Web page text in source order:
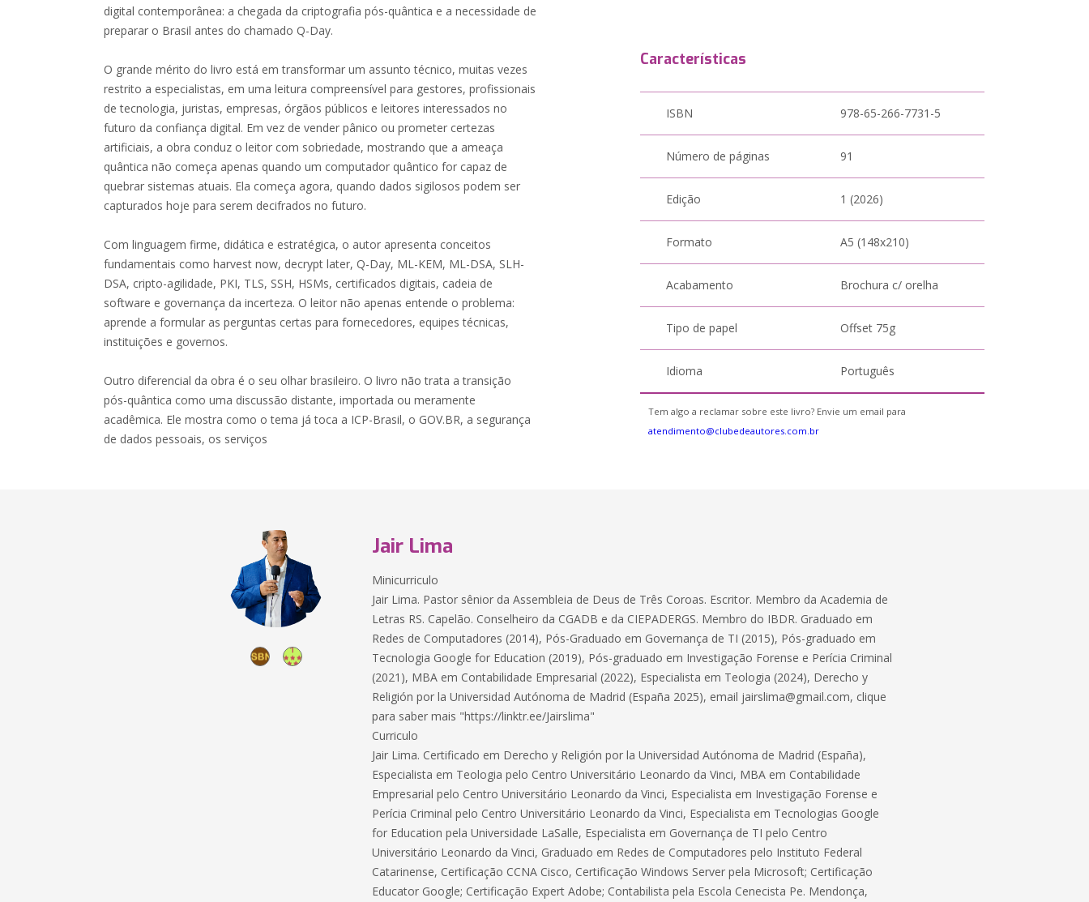
digital contemporânea: a chegada da criptografia pós-quântica e a necessidade de
preparar o Brasil antes do chamado Q-Day.
O grande mérito do livro está em transformar um assunto técnico, muitas vezes
restrito a especialistas, em uma leitura compreensível para gestores, profissionais
de tecnologia, juristas, empresas, órgãos públicos e leitores interessados no
futuro da confiança digital. Em vez de vender pânico ou prometer certezas
artificiais, a obra conduz o leitor com sobriedade, mostrando que a ameaça
quântica não começa apenas quando um computador quântico for capaz de
quebrar sistemas atuais. Ela começa agora, quando dados sigilosos podem ser
capturados hoje para serem decifrados no futuro.
Com linguagem firme, didática e estratégica, o autor apresenta conceitos
fundamentais como harvest now, decrypt later, Q-Day, ML-KEM, ML-DSA, SLH-
DSA, cripto-agilidade, PKI, TLS, SSH, HSMs, certificados digitais, cadeia de
software e governança da incerteza. O leitor não apenas entende o problema:
aprende a formular as perguntas certas para fornecedores, equipes técnicas,
instituições e governos.
Outro diferencial da obra é o seu olhar brasileiro. O livro não trata a transição
pós-quântica como uma discussão distante, importada ou meramente
acadêmica. Ele mostra como o tema já toca a ICP-Brasil, o GOV.BR, a segurança
de dados pessoais, os serviços
Características
ISBN 978-65-266-7731-5
Número de páginas 91
Edição 1 (2026)
Formato A5 (148x210)
Acabamento Brochura c/ orelha
Tipo de papel Offset 75g
Idioma Português
Tem algo a reclamar sobre este livro? Envie um email para
atendimento@clubedeautores.com.br
Jair Lima
Minicurriculo
Jair Lima. Pastor sênior da Assembleia de Deus de Três Coroas. Escritor. Membro da Academia de
Letras RS. Capelão. Conselheiro da CGADB e da CIEPADERGS. Membro do IBDR. Graduado em
Redes de Computadores (2014), Pós-Graduado em Governança de TI (2015), Pós-graduado em
Tecnologia Google for Education (2019), Pós-graduado em Investigação Forense e Perícia Criminal
(2021), MBA em Contabilidade Empresarial (2022), Especialista em Teologia (2024), Derecho y
Religión por la Universidad Autónoma de Madrid (España 2025), email jairslima@gmail.com, clique
para saber mais "https://linktr.ee/Jairslima"
Curriculo
Jair Lima. Certificado em Derecho y Religión por la Universidad Autónoma de Madrid (España),
Especialista em Teologia pelo Centro Universitário Leonardo da Vinci, MBA em Contabilidade
Empresarial pelo Centro Universitário Leonardo da Vinci, Especialista em Investigação Forense e
Perícia Criminal pelo Centro Universitário Leonardo da Vinci, Especialista em Tecnologias Google
for Education pela Universidade LaSalle, Especialista em Governança de TI pelo Centro
Universitário Leonardo da Vinci, Graduado em Redes de Computadores pelo Instituto Federal
Catarinense, Certificação CCNA Cisco, Certificação Windows Server pela Microsoft; Certificação
Educator Google; Certificação Expert Adobe; Contabilista pela Escola Cenecista Pe. Mendonça,